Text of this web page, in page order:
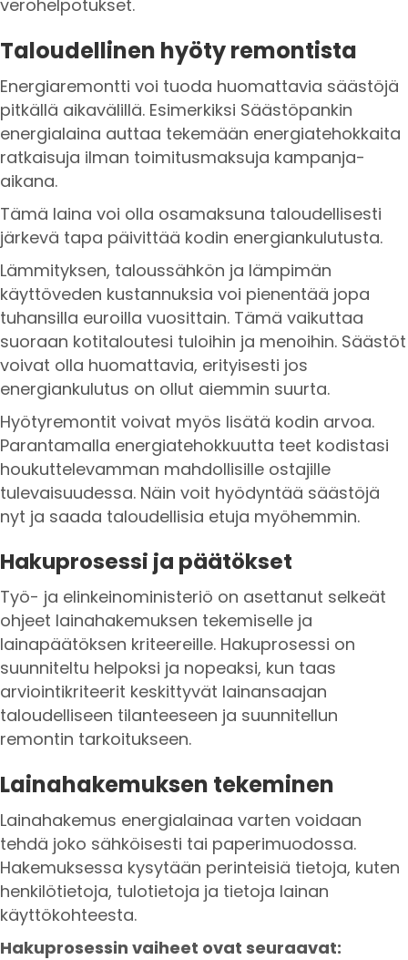
verohelpotukset.
Taloudellinen hyöty remontista
Energiaremontti voi tuoda huomattavia säästöjä
pitkällä aikavälillä. Esimerkiksi Säästöpankin
energialaina auttaa tekemään energiatehokkaita
ratkaisuja ilman toimitusmaksuja kampanja-
aikana.
Tämä laina voi olla osamaksuna taloudellisesti
järkevä tapa päivittää kodin energiankulutusta.
Lämmityksen, taloussähkön ja lämpimän
käyttöveden kustannuksia voi pienentää jopa
tuhansilla euroilla vuosittain. Tämä vaikuttaa
suoraan kotitaloutesi tuloihin ja menoihin. Säästöt
voivat olla huomattavia, erityisesti jos
energiankulutus on ollut aiemmin suurta.
Hyötyremontit voivat myös lisätä kodin arvoa.
Parantamalla energiatehokkuutta teet kodistasi
houkuttelevamman mahdollisille ostajille
tulevaisuudessa. Näin voit hyödyntää säästöjä
nyt ja saada taloudellisia etuja myöhemmin.
Hakuprosessi ja päätökset
Työ- ja elinkeinoministeriö on asettanut selkeät
ohjeet lainahakemuksen tekemiselle ja
lainapäätöksen kriteereille. Hakuprosessi on
suunniteltu helpoksi ja nopeaksi, kun taas
arviointikriteerit keskittyvät lainansaajan
taloudelliseen tilanteeseen ja suunnitellun
remontin tarkoitukseen.
Lainahakemuksen tekeminen
Lainahakemus energialainaa varten voidaan
tehdä joko sähköisesti tai paperimuodossa.
Hakemuksessa kysytään perinteisiä tietoja, kuten
henkilötietoja, tulotietoja ja tietoja lainan
käyttökohteesta.
Hakuprosessin vaiheet ovat seuraavat: